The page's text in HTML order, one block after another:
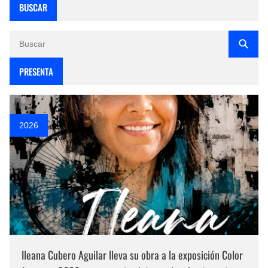
BUSCAR
PRESENTA
2026
Ileana Cubero Aguilar lleva su obra a la exposición Color